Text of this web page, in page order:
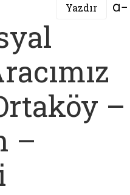
Yazdır
–
–